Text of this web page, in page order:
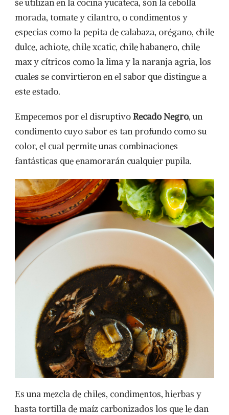
se utilizan en la cocina yucateca, son la cebolla
morada, tomate y cilantro, o condimentos y
especias como la pepita de calabaza, orégano, chile
dulce, achiote, chile xcatic, chile habanero, chile
max y cítricos como la lima y la naranja agria, los
cuales se convirtieron en el sabor que distingue a
este estado.
Empecemos por el disruptivoRecado Negro, un
condimento cuyo sabor es tan profundo como su
color, el cual permite unas combinaciones
fantásticas que enamorarán cualquier pupila.
Es una mezcla de chiles, condimentos, hierbas y
hasta tortilla de maíz carbonizados los que le dan